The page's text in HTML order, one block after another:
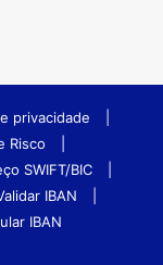
privacidade
Risco
SWIFT/BIC
IBAN
IBAN